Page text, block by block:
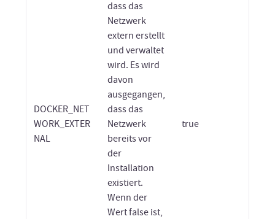
DOCKER_NET
WORK_EXTER
NAL
dass das
Netzwerk
extern erstellt
und verwaltet
wird. Es wird
davon
ausgegangen,
dass das
Netzwerk
bereits vor
der
Installation
existiert.
Wenn der
Wert false ist,
true